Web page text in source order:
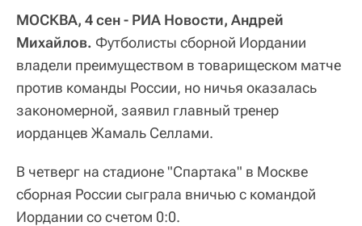
МОСКВА, 4 сен - РИА Новости, Андрей
Михайлов. Футболисты сборной Иордании
владели преимуществом в товарищеском матче
против команды России, но ничья оказалась
закономерной, заявил главный тренер
иорданцев Жамаль Селлами.
В четверг на стадионе "Спартака" в Москве
сборная России сыграла вничью с командой
Иордании со счетом 0:0.